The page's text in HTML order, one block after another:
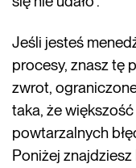
Jeśli jesteś
procesy, znasz tę
zwrot,
taka, że
powtarzalnych
Poniżej